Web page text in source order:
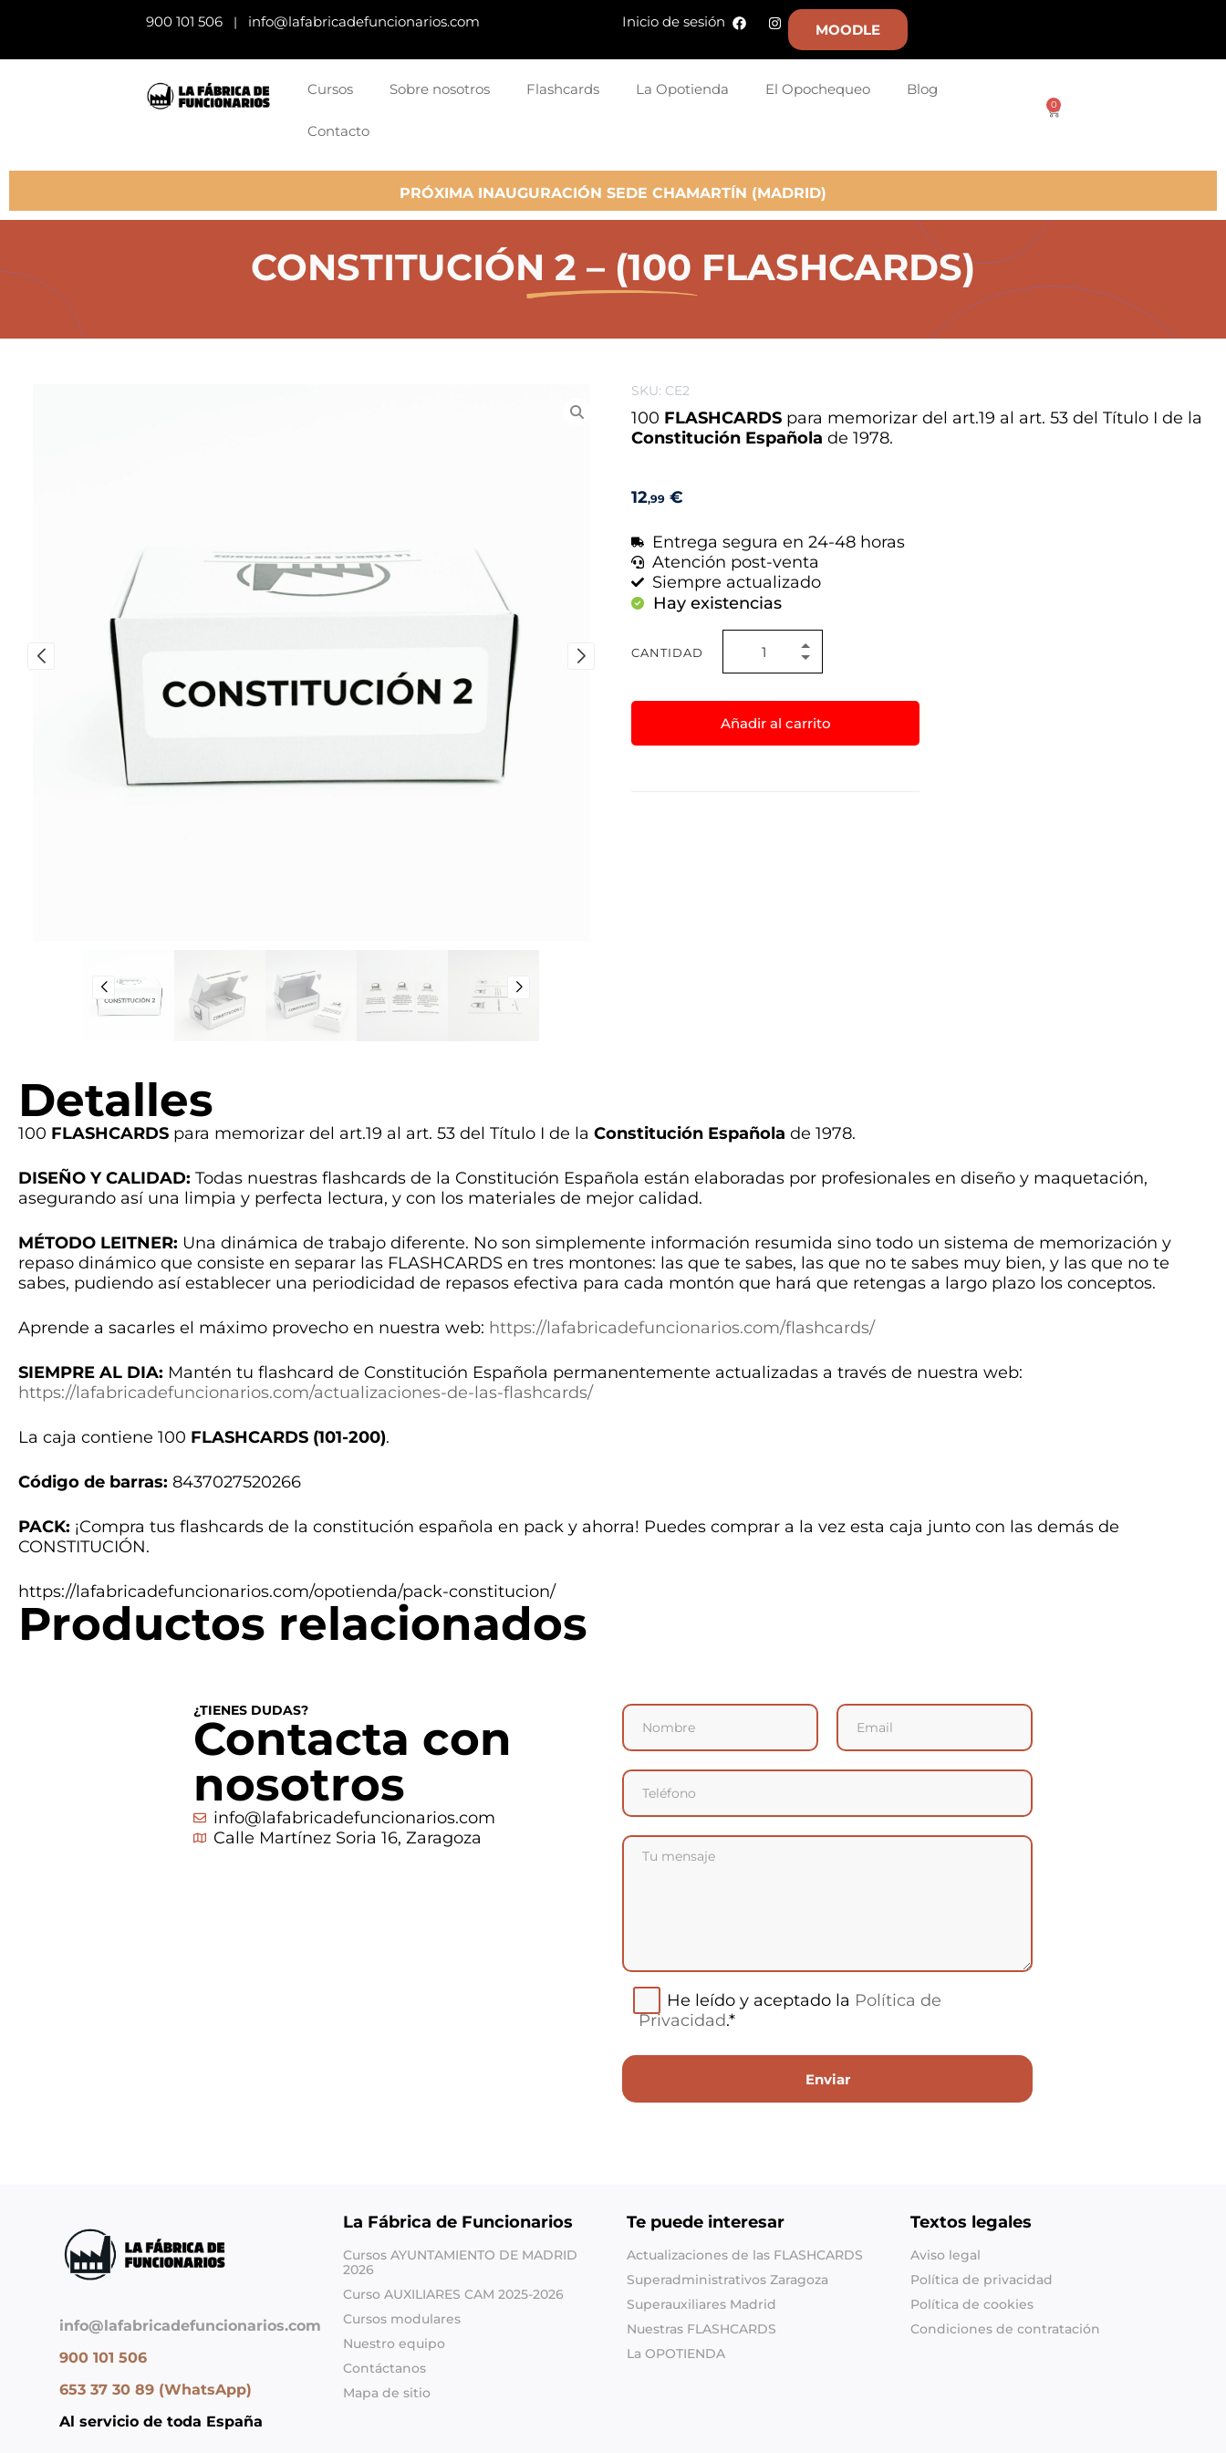
900 101 506 | info@lafabricadefuncionarios.com Inicio de sesión MOODLE
Cursos Sobre nosotros Flashcards La Opotienda El Opochequeo Blog
Contacto
0
PRÓXIMA INAUGURACIÓN SEDE CHAMARTÍN (MADRID)
CONSTITUCIÓN 2 – (100 FLASHCARDS)
SKU: CE2
100 FLASHCARDS para memorizar del art.19 al art. 53 del Título I de la
Constitución Española de 1978.
12,99 €
Entrega segura en 24-48 horas
Atención post-venta
Siempre actualizado
Hay existencias
CANTIDAD
Añadir al carrito
Detalles
100 FLASHCARDS para memorizar del art.19 al art. 53 del Título I de la Constitución Española de 1978.
DISEÑO Y CALIDAD: Todas nuestras flashcards de la Constitución Española están elaboradas por profesionales en diseño y maquetación,
asegurando así una limpia y perfecta lectura, y con los materiales de mejor calidad.
MÉTODO LEITNER: Una dinámica de trabajo diferente. No son simplemente información resumida sino todo un sistema de memorización y
repaso dinámico que consiste en separar las FLASHCARDS en tres montones: las que te sabes, las que no te sabes muy bien, y las que no te
sabes, pudiendo así establecer una periodicidad de repasos efectiva para cada montón que hará que retengas a largo plazo los conceptos.
Aprende a sacarles el máximo provecho en nuestra web: https://lafabricadefuncionarios.com/flashcards/
SIEMPRE AL DIA: Mantén tu flashcard de Constitución Española permanentemente actualizadas a través de nuestra web:
https://lafabricadefuncionarios.com/actualizaciones-de-las-flashcards/
La caja contiene 100 FLASHCARDS (101-200).
Código de barras: 8437027520266
PACK: ¡Compra tus flashcards de la constitución española en pack y ahorra! Puedes comprar a la vez esta caja junto con las demás de
CONSTITUCIÓN.
https://lafabricadefuncionarios.com/opotienda/pack-constitucion/
Productos relacionados
¿TIENES DUDAS?
Contacta con
nosotros
info@lafabricadefuncionarios.com
Calle Martínez Soria 16, Zaragoza
He leído y aceptado la Política de
Privacidad.*
info@lafabricadefuncionarios.com
900 101 506
653 37 30 89 (WhatsApp)
Al servicio de toda España
La Fábrica de Funcionarios
Cursos AYUNTAMIENTO DE MADRID
2026
Curso AUXILIARES CAM 2025-2026
Cursos modulares
Nuestro equipo
Contáctanos
Mapa de sitio
Te puede interesar
Actualizaciones de las FLASHCARDS
Superadministrativos Zaragoza
Superauxiliares Madrid
Nuestras FLASHCARDS
La OPOTIENDA
Textos legales
Aviso legal
Política de privacidad
Política de cookies
Condiciones de contratación